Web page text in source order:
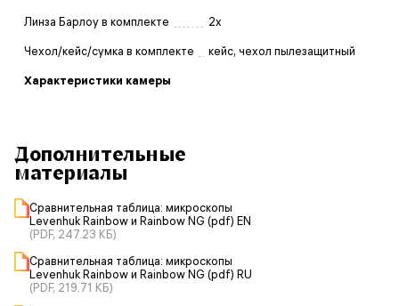
Линза Барлоу в комплекте 2х
Чехол/кейс/сумка в комплекте кейс, чехол пылезащитный
Характеристики камеры
Дополнительные
материалы
Сравнительная таблица: микроскопы
Levenhuk Rainbow и Rainbow NG (pdf) EN
(PDF, 247.23 КБ)
Сравнительная таблица: микроскопы
Levenhuk Rainbow и Rainbow NG (pdf) RU
(PDF, 219.71 КБ)